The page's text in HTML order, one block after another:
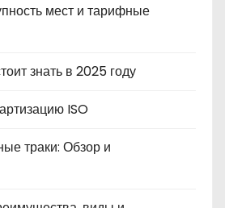
мест и тарифные
знать в 2025 году
ISO
траки: Обзор и